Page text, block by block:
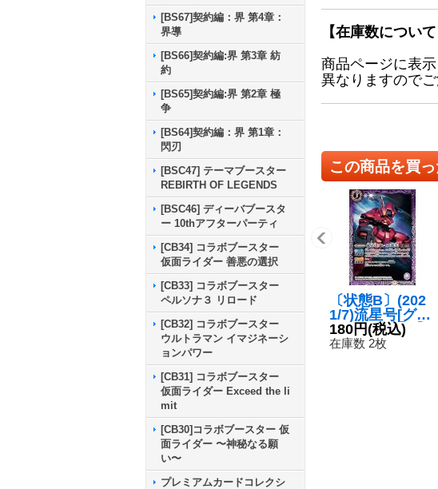
[BS67]契約編：界 第4章：
界導
[BS66]契約編:界 第3章 紡
約
[BS65]契約編:界 第2章 極
争
[BS64]契約編：界 第1章：
閃刃
[BSC47] テーマブースター
REBIRTH OF LEGENDS
[BSC46] ディーバブースタ
ー 10thアフターパーティ
[CB34] コラボブースター
仮面ライダー 善悪の選択
[CB33] コラボブースター
ペルソナ３ リロード
[CB32] コラボブースター
ウルトラマン イマジネーシ
ョンパワー
[CB31] コラボブースター
仮面ライダー Exceed the li
mit
[CB30]コラボブースター 仮
面ライダー 〜神秘なる願
い〜
プレミアムカードコレクシ
【在庫数について
商品ページに表
異なりますのでご
この商品を買
〔状態B〕(202
1/7)流星号[グレ
イズ改弐]【C】
{CB16-013}
180円(税込)
在庫数 2枚